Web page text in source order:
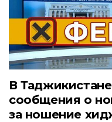
В
сообщения о
за ношение